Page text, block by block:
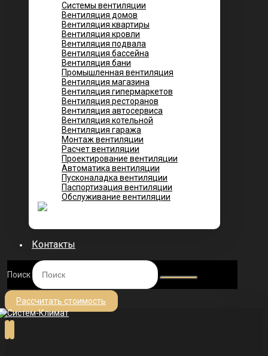
Системы вентиляции
Вентиляция домов
Вентиляция квартиры
Вентиляция кровли
Вентиляция подвала
Вентиляция бассейна
Вентиляция бани
Промышленная вентиляция
Вентиляция магазина
Вентиляция гипермаркетов
Вентиляция ресторанов
Вентиляция автосервиса
Вентиляция котельной
Вентиляция гаража
Монтаж вентиляции
Расчет вентиляции
Проектирование вентиляции
Автоматика вентиляции
Пусконаладка вентиляции
Паспортизация вентиляции
Обслуживание вентиляции
Контакты
Поиск
Рассчитать стоимость